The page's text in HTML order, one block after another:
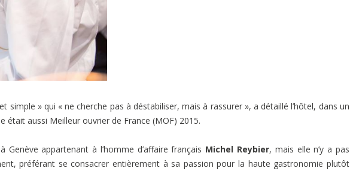
simple » qui « ne cherche pas à déstabiliser, mais à rassurer », a détaillé l’hôtel, dans un
aussi Meilleur ouvrier de France (MOF) 2015.
à Genève appartenant à l’homme d’affaire français Michel Reybier, mais elle n’y a pas
préférant se consacrer entièrement à sa passion pour la haute gastronomie plutôt